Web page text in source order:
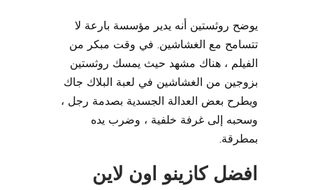
يوضح روثستين أنه يدير مؤسسة بارعة لا
تتسامح مع الغشاشين. في وقت مبكر من
الفيلم ، هناك مشهد حيث يمسك روثستين
بزوجين من الغشاشين في لعبة البلاك جاك
ويطرح بعض العدالة الجسدية بصدمة رجل ،
وسحبه إلى غرفة خلفية ، وضرب يده
بمطرقة.
افضل كازينو اون لاين